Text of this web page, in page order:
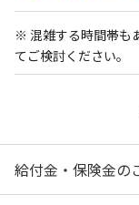
※ 混雑する時間帯も
てご検討ください。
給付金・保険金の